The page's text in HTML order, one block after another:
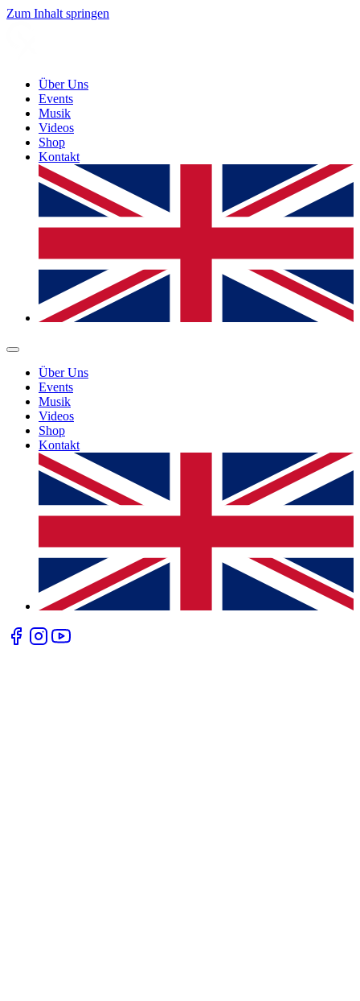
Zum Inhalt springen
Über Uns
Events
Musik
Videos
Shop
Kontakt
Über Uns
Events
Musik
Videos
Shop
Kontakt